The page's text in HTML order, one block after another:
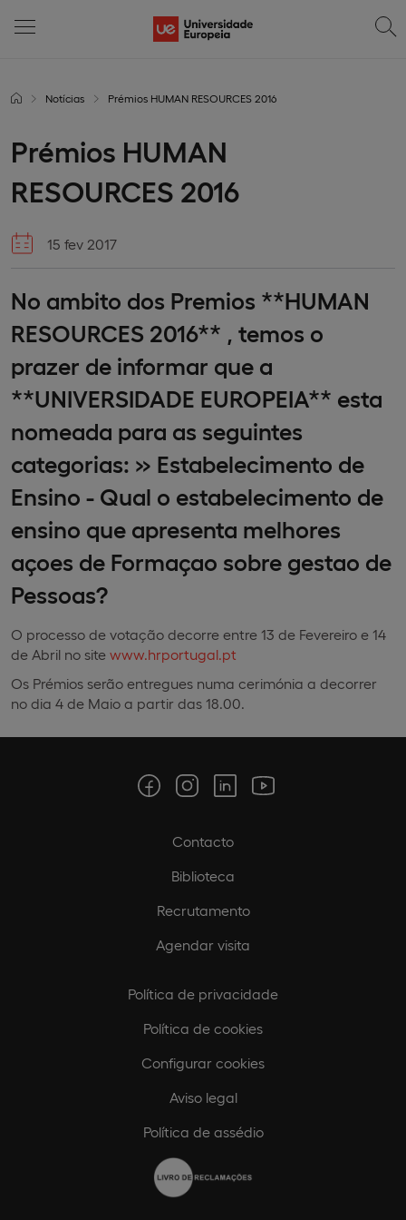
Notícias Prémios HUMAN RESOURCES 2016
Prémios HUMAN
RESOURCES 2016
15 fev 2017
No ambito dos Premios **HUMAN
RESOURCES 2016** , temos o
prazer de informar que a
**UNIVERSIDADE EUROPEIA** esta
nomeada para as seguintes
categorias: » Estabelecimento de
Ensino - Qual o estabelecimento de
ensino que apresenta melhores
açoes de Formaçao sobre gestao de
Pessoas?
O processo de votação decorre entre 13 de Fevereiro e 14
de Abril no site www.hrportugal.pt
Os Prémios serão entregues numa cerimónia a decorrer
no dia 4 de Maio a partir das 18.00.
Contacto
Biblioteca
Recrutamento
Agendar visita
Política de privacidade
Política de cookies
Configurar cookies
Aviso legal
Política de assédio